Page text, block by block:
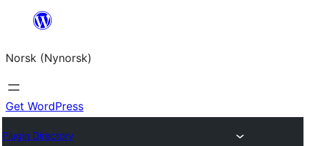
content
Norsk (Nynorsk)
Get WordPress
Plugin Directory